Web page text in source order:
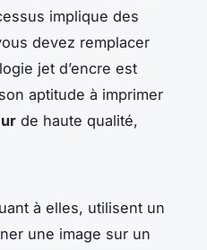
implique des
devez remplacer
jet d’encre est
aptitude à imprimer
de haute qualité,
à elles, utilisent un
une image sur un